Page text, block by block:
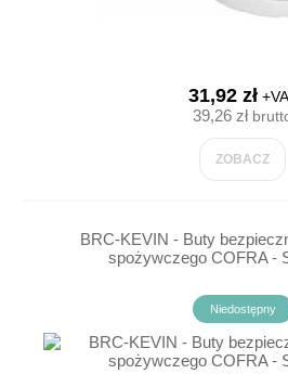
31,92 zł
39,26 zł
ZOBACZ
BRC-KEVIN - Buty
spożywczego COFRA -
Niedostępny